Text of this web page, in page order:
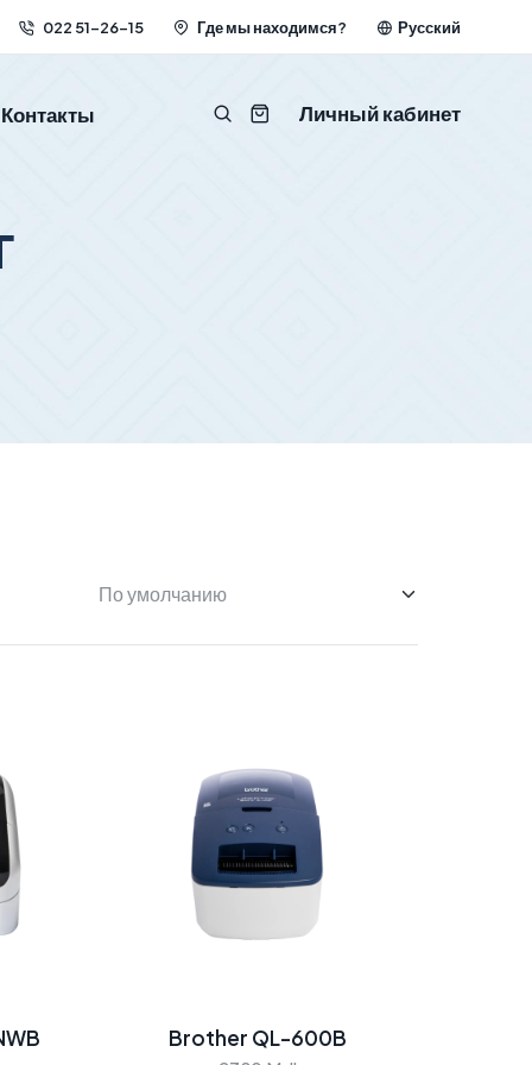
022 51-26-15 Где мы находимся? Русский
Контакты Личный кабинет
Brother QL-600B